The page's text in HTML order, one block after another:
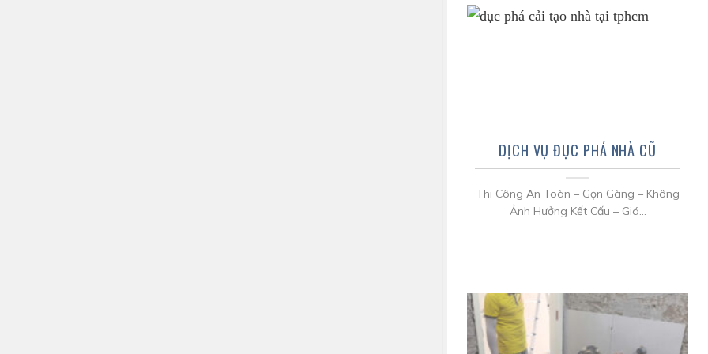
DỊCH VỤ ĐỤC PHÁ NHÀ CŨ
Thi Công An Toàn – Gọn Gàng – Không
Ảnh Hưởng Kết Cấu – Giá...